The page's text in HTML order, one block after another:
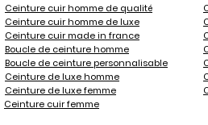
Avec le temps, le cuir de vos
Vous trouverez parmis nos
- Sport : Football, Golf, Tennis,
- Fashion : Bleu Roy, Emeraude,
Ceinture cuir homme de qualité
Ceinture cuir homme de luxe
Ceinture cuir made in france
Boucle de ceinture homme
Boucle de ceinture personnalisable
Ceinture de luxe homme
Ceinture de luxe femme
Ceinture cuir femme